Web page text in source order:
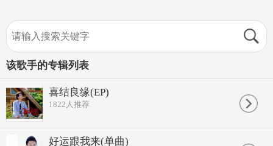
该歌手的专辑列表
喜结良缘(EP)
1822 人推荐
好运跟我来(单曲)